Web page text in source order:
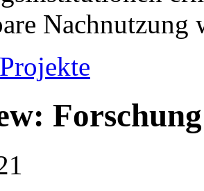
Nachnutzung